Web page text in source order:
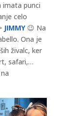
imata punci
celo
JIMMY😉 Na
Ona je
živalc, ker
safari,…